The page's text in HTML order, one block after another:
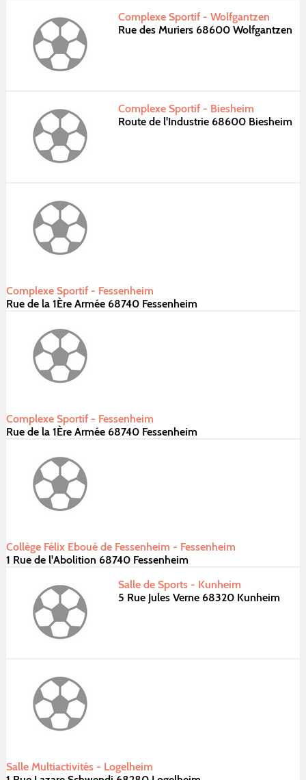
Complexe Sportif - Wolfgantzen
Rue des Muriers 68600 Wolfgantzen
Complexe Sportif - Biesheim
Route de l'Industrie 68600 Biesheim
Complexe Sportif - Fessenheim
Rue de la 1Ère Armée 68740 Fessenheim
Complexe Sportif - Fessenheim
Rue de la 1Ère Armée 68740 Fessenheim
Collège Félix Eboué de Fessenheim - Fessenheim
1 Rue de l'Abolition 68740 Fessenheim
Salle de Sports - Kunheim
5 Rue Jules Verne 68320 Kunheim
Salle Multiactivités - Logelheim